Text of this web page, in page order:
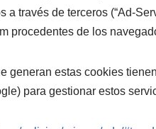
a través de terceros (“Ad-
procedentes de los
generan estas cookies
para gestionar estos